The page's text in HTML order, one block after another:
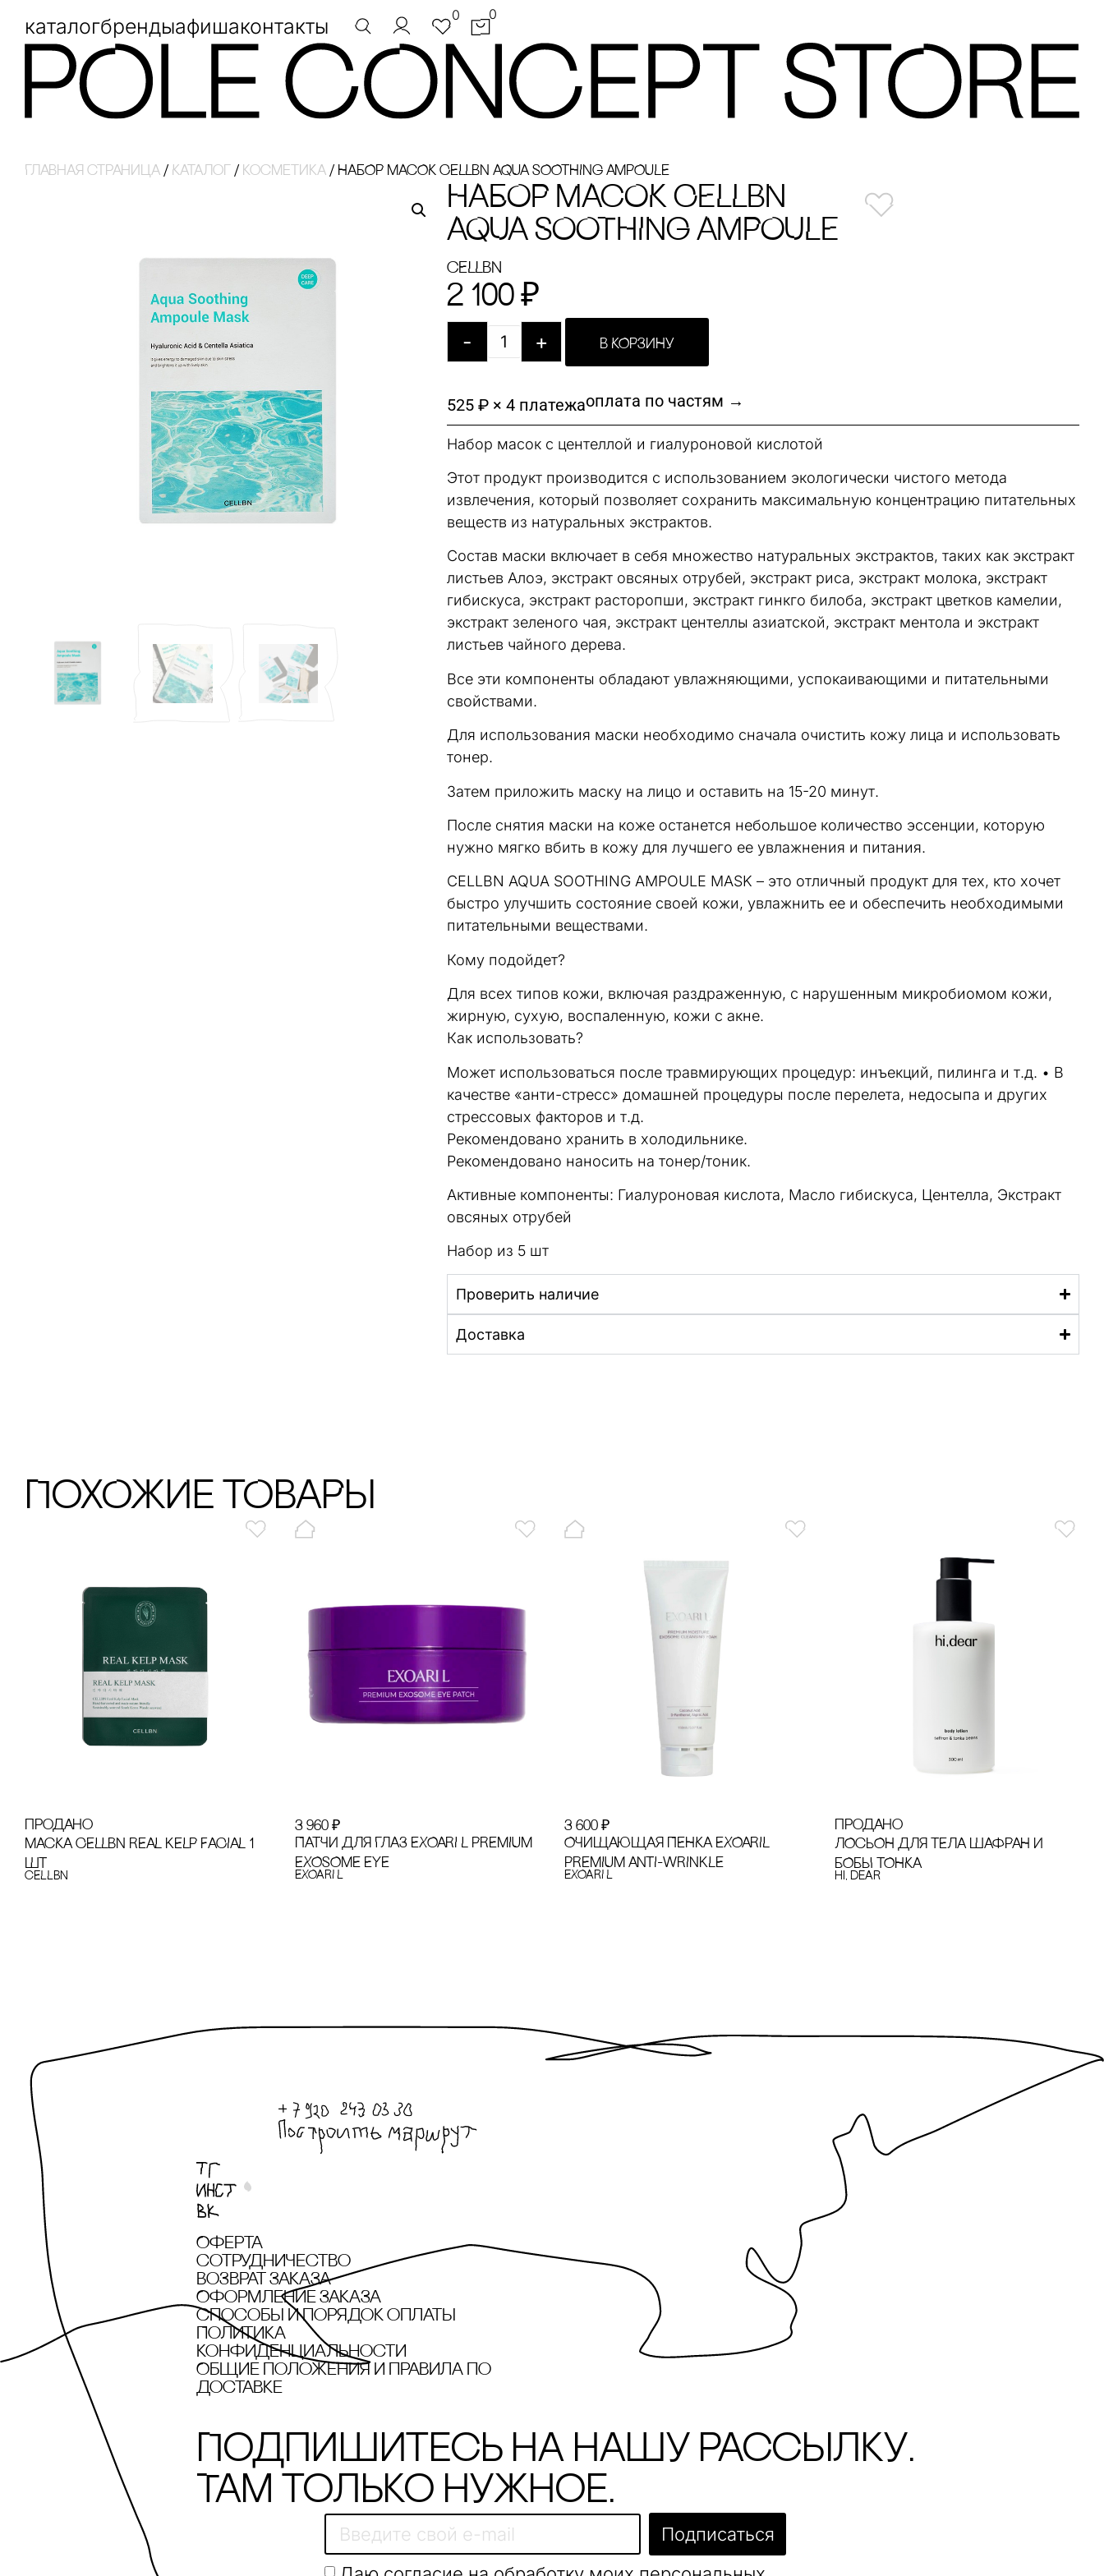
каталогбрендыафишаконтакты 0 0
Главная страница / Каталог / косметика / НАБОР МАсОК CELLBN AQUA SOOTHING AMPOULE
НАБОР МАсОК CELLBN
AQUA SOOTHING AMPOULE
cELLBN
2 100 ₽
- + В КОРЗИНУ
525 ₽ × 4 платежаоплата по частям →
Набор масок с центеллой и гиалуроновой кислотой
Этот продукт производится с использованием экологически чистого метода
извлечения, который позволяет сохранить максимальную концентрацию питательных
веществ из натуральных экстрактов.
Состав маски включает в себя множество натуральных экстрактов, таких как экстракт
листьев Алоэ, экстракт овсяных отрубей, экстракт риса, экстракт молока, экстракт
гибискуса, экстракт расторопши, экстракт гинкго билоба, экстракт цветков камелии,
экстракт зеленого чая, экстракт центеллы азиатской, экстракт ментола и экстракт
листьев чайного дерева.
Все эти компоненты обладают увлажняющими, успокаивающими и питательными
свойствами.
Для использования маски необходимо сначала очистить кожу лица и использовать
тонер.
Затем приложить маску на лицо и оставить на 15-20 минут.
После снятия маски на коже останется небольшое количество эссенции, которую
нужно мягко вбить в кожу для лучшего ее увлажнения и питания.
CELLBN AQUA SOOTHING AMPOULE MASK – это отличный продукт для тех, кто хочет
быстро улучшить состояние своей кожи, увлажнить ее и обеспечить необходимыми
питательными веществами.
Кому подойдет?
Для всех типов кожи, включая раздраженную, с нарушенным микробиомом кожи,
жирную, сухую, воспаленную, кожи с акне.
Как использовать?
Может использоваться после травмирующих процедур: инъекций, пилинга и т.д. • В
качестве «анти-стресс» домашней процедуры после перелета, недосыпа и других
стрессовых факторов и т.д.
Рекомендовано хранить в холодильнике.
Рекомендовано наносить на тонер/тоник.
Активные компоненты: Гиалуроновая кислота, Масло гибискуса, Центелла, Экстракт
овсяных отрубей
Набор из 5 шт
Проверить наличие
Доставка
ПохОжИе тОваРы
продано
МАсКА CELLBN REAL KELP FACIAL 1
ШТ
cELLBN
3 960 ₽
ПАТЧИ ДЛЯ ГЛАЗ EXOARI L PREMIUM
EXOSOME EYE
EXOARI L
3 600 ₽
ОЧИЩАЮЩАЯ ПЕНКА EXOARIL
PREMIUM ANTI-WRINKLE
EXOARI L
продано
ЛОсЬОН ДЛЯ ТЕЛА ШАФРАН И
БОБЫ ТОНКА
hi, dear
Оферта
сотрудничество
Возврат заказа
Оформление заказа
cпособы и порядок оплаты
Политика
конфиденциальности
Общие положения и правила по
доставке
Подпишитесь на нашу рассылку.
Там только нужное.
Подписаться